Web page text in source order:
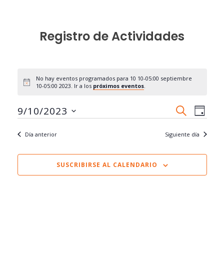
Registro de Actividades
No hay eventos programados para 10 10-05:00 septiembre
10-05:00 2023. Ir a los próximos eventos.
de
y
de
BUSCAR
de
DÍA
9/10/2023
fecha.
Día anterior Siguiente día
SUSCRIBIRSE AL CALENDARIO